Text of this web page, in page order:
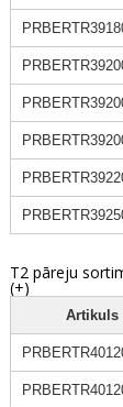
T2 pāreju
(+)
Artikuls